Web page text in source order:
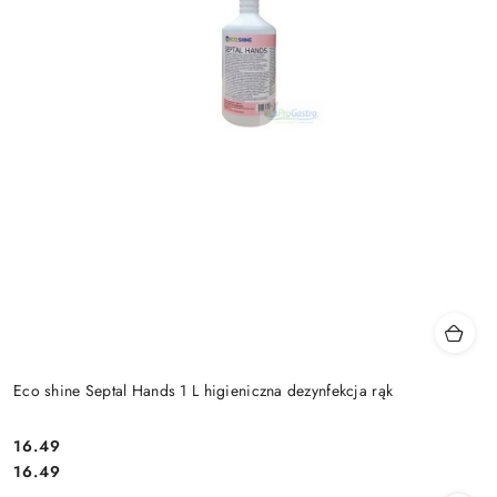
Eco shine Septal Hands 1 L higieniczna dezynfekcja rąk
Cena:
16.49
Cena:
16.49